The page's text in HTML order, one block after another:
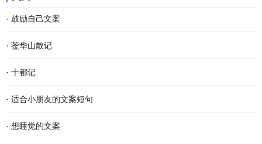
· 鼓励自己文案
· 蓥华山散记
· 十都记
· 适合小朋友的文案短句
· 想睡觉的文案